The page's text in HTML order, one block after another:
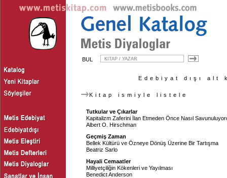
BUL
Edebiyat dışı
Kitap ismiyle listele
Tutkular ve Çıkarlar
Kapitalizm Zaferini İlan Etmeden Önce Nasıl
Albert O. Hirschman
Geçmiş Zaman
Bellek Kültürü ve Özneye Dönüş Üzerine Bir Tartışma
Beatriz Sarlo
Hayali Cemaatler
Milliyetçiliğin Kökenleri ve Yayılması
Benedict Anderson